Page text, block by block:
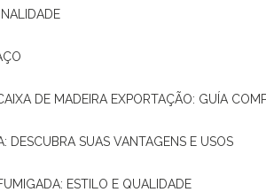
CAIXA DE MADEIRA EXPORTAÇÃO: GUÍA
DESCUBRA SUAS VANTAGENS E USOS
ESTILO E QUALIDADE